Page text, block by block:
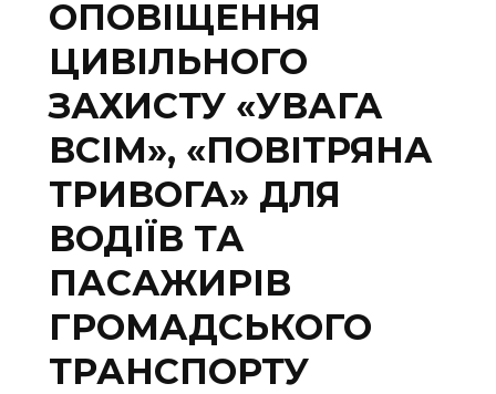
ОПОВІЩЕННЯ
ЦИВІЛЬНОГО
ЗАХИСТУ «УВАГА
ВСІМ», «ПОВІТРЯНА
ТРИВОГА» ДЛЯ
ВОДІЇВ ТА
ПАСАЖИРІВ
ГРОМАДСЬКОГО
ТРАНСПОРТУ